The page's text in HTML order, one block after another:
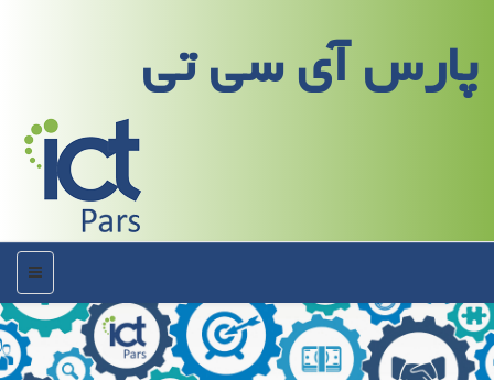
پارس آی سی تی
منو